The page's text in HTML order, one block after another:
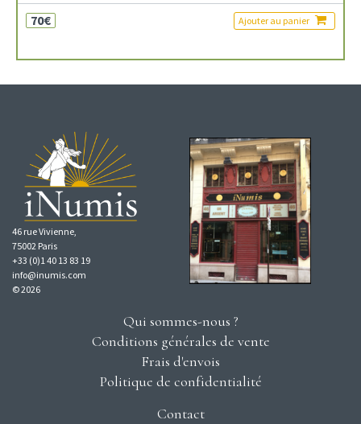
70€ Ajouter au panier
46 rue Vivienne,
75002 Paris
+33 (0)1 40 13 83 19
info@inumis.com
© 2026
Qui sommes-nous ?
Conditions générales de vente
Frais d'envois
Politique de confidentialité
Contact